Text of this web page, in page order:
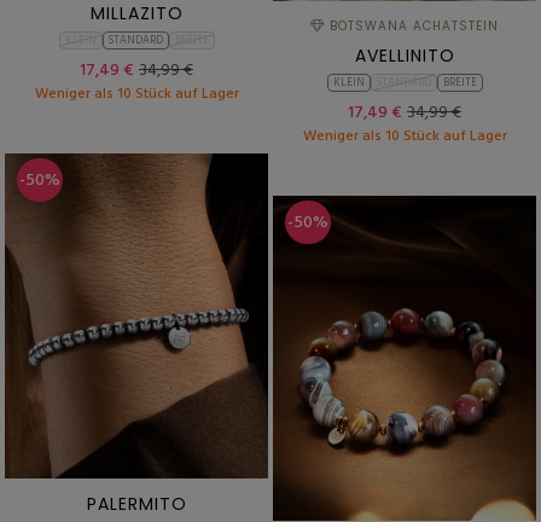
MILLAZITO
STANDARD
17,49 € 34,99 €
Weniger als 10 Stück auf Lager
BOTSWANA ACHATSTEIN
AVELLINITO
KLEIN BREITE
17,49 € 34,99 €
Weniger als 10 Stück auf Lager
-50%
PALERMITO
-50%